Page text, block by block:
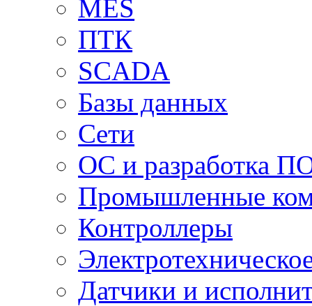
MES
ПТК
SCADA
Базы данных
Сети
ОС и разработка
Промышленные
Контроллеры
Датчики и